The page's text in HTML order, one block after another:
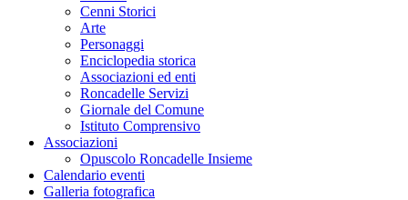
Cenni Storici
Arte
Personaggi
Enciclopedia storica
Associazioni ed enti
Roncadelle Servizi
Giornale del Comune
Istituto Comprensivo
Associazioni
Opuscolo Roncadelle Insieme
Calendario eventi
Galleria fotografica